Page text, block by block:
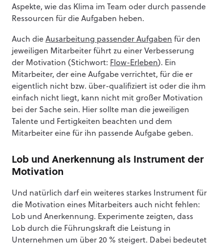
Aspekte, wie das Klima im Team oder durch passende
Ressourcen für die Aufgaben heben.
Auch die Ausarbeitung passender Aufgaben für den
jeweiligen Mitarbeiter führt zu einer Verbesserung
der Motivation (Stichwort: Flow-Erleben). Ein
Mitarbeiter, der eine Aufgabe verrichtet, für die er
eigentlich nicht bzw. über-qualifiziert ist oder die ihm
einfach nicht liegt, kann nicht mit großer Motivation
bei der Sache sein. Hier sollte man die jeweiligen
Talente und Fertigkeiten beachten und dem
Mitarbeiter eine für ihn passende Aufgabe geben.
Lob und Anerkennung als Instrument der
Motivation
Und natürlich darf ein weiteres starkes Instrument für
die Motivation eines Mitarbeiters auch nicht fehlen:
Lob und Anerkennung. Experimente zeigten, dass
Lob durch die Führungskraft die Leistung in
Unternehmen um über 20 % steigert. Dabei bedeutet